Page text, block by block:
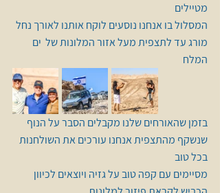
מטיילים
המסלול בו אנחנו נוסעים לוקח אותנו לאורך נחל
מורג עד לתצפית מעל אזור המלונות של  ים
המלח
בזמן שהאורחים שלנו מקבלים הסבר על הנוף
שנשקף מהתצפית אנחנו עורכים את השולחנות
בכל טוב
מסיימים עם קפה טוב על גזיה ויוצאים לכיוון